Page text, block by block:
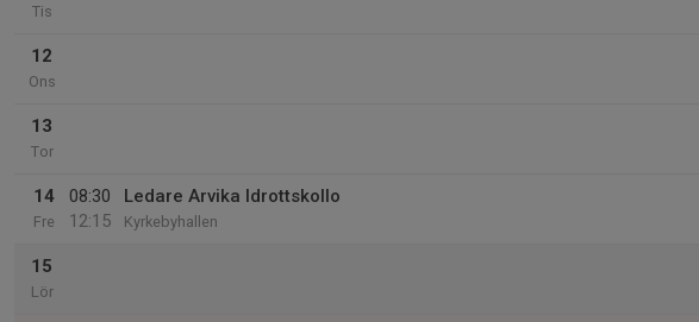
Tis
12
Ons
13
Tor
14
Fre
08:30
12:15
Ledare Arvika Idrottskollo
Kyrkebyhallen
15
Lör